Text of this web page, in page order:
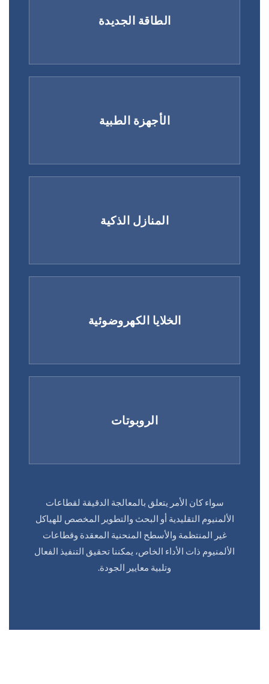
الطاقة الجديدة
الأجهزة الطبية
المنازل الذكية
الخلايا الكهروضوئية
الروبوتات
سواء كان الأمر يتعلق بالمعالجة الدقيقة لقطاعات
الألمنيوم التقليدية أو البحث والتطوير المخصص للهياكل
غير المنتظمة والأسطح المنحنية المعقدة وقطاعات
الألمنيوم ذات الأداء الخاص، يمكننا تحقيق التنفيذ الفعال
وتلبية معايير الجودة.